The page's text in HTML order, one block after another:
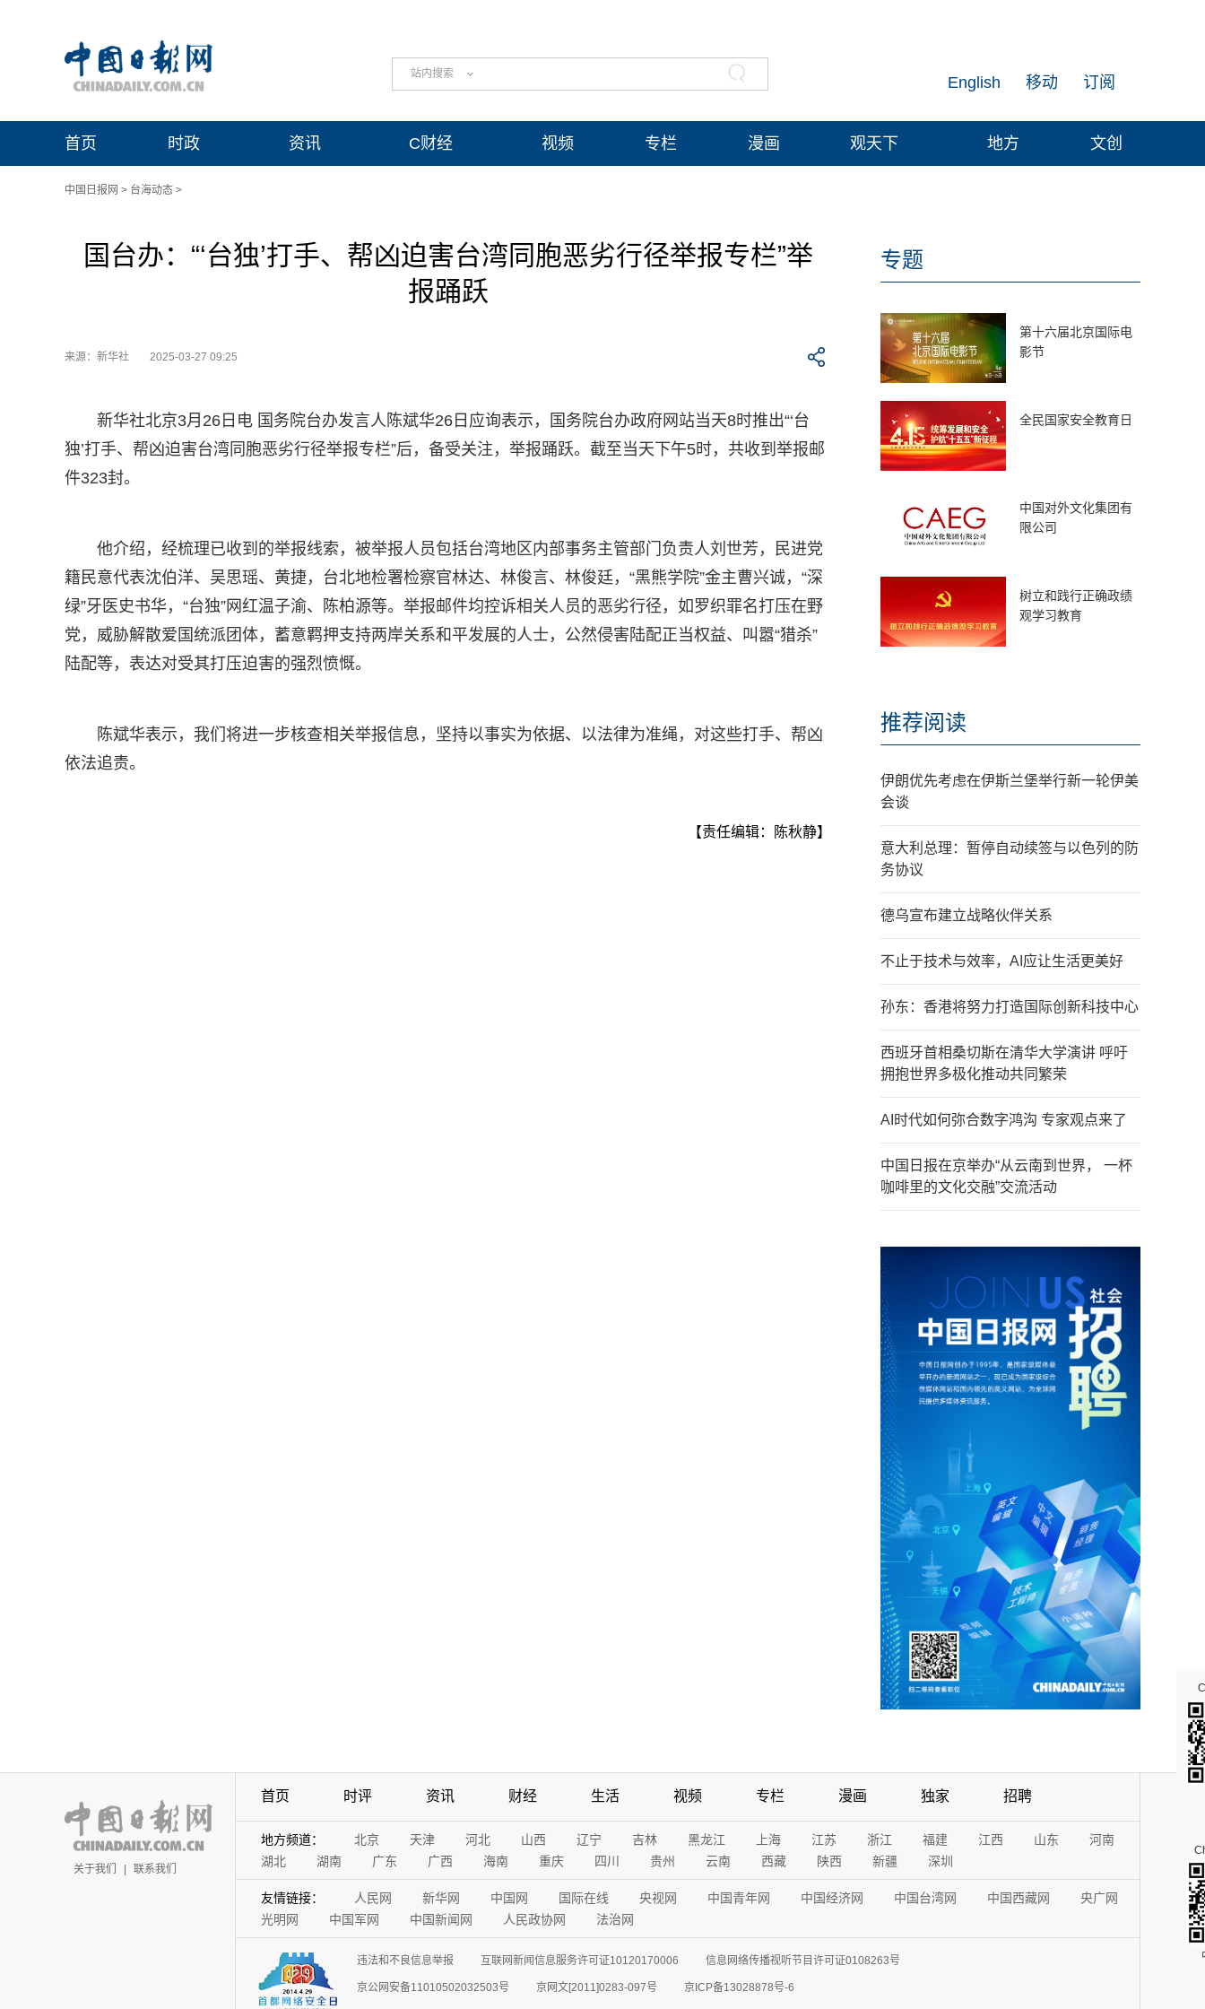
站内搜索 订阅
移动
English
首页 时政 资讯 C财经 视频 专栏 漫画 观天下 地方 文创
中国日报网 > 台海动态 >
国台办：“‘台独’打手、帮凶迫害台湾同胞恶劣行径举报专栏”举
报踊跃
来源：新华社 2025-03-27 09:25
新华社北京3月26日电 国务院台办发言人陈斌华26日应询表示，国务院台办政府网站当天8时推出“‘台
独’打手、帮凶迫害台湾同胞恶劣行径举报专栏”后，备受关注，举报踊跃。截至当天下午5时，共收到举报邮
件323封。
他介绍，经梳理已收到的举报线索，被举报人员包括台湾地区内部事务主管部门负责人刘世芳，民进党
籍民意代表沈伯洋、吴思瑶、黄捷，台北地检署检察官林达、林俊言、林俊廷，“黑熊学院”金主曹兴诚，“深
绿”牙医史书华，“台独”网红温子渝、陈柏源等。举报邮件均控诉相关人员的恶劣行径，如罗织罪名打压在野
党，威胁解散爱国统派团体，蓄意羁押支持两岸关系和平发展的人士，公然侵害陆配正当权益、叫嚣“猎杀”
陆配等，表达对受其打压迫害的强烈愤慨。
陈斌华表示，我们将进一步核查相关举报信息，坚持以事实为依据、以法律为准绳，对这些打手、帮凶
依法追责。
【责任编辑：陈秋静】
专题
第十六届北京国际电
影节
全民国家安全教育日
中国对外文化集团有
限公司
树立和践行正确政绩
观学习教育
推荐阅读
伊朗优先考虑在伊斯兰堡举行新一轮伊美
会谈
意大利总理：暂停自动续签与以色列的防
务协议
德乌宣布建立战略伙伴关系
不止于技术与效率，AI应让生活更美好
孙东：香港将努力打造国际创新科技中心
西班牙首相桑切斯在清华大学演讲 呼吁
拥抱世界多极化推动共同繁荣
AI时代如何弥合数字鸿沟 专家观点来了
中国日报在京举办“从云南到世界， 一杯
咖啡里的文化交融”交流活动
关于我们 | 联系我们
首页 时评 资讯 财经 生活 视频 专栏 漫画 独家 招聘
地方频道： 北京 天津 河北 山西 辽宁 吉林 黑龙江 上海 江苏 浙江 福建 江西 山东
河南
湖北
湖南 广东 广西 海南 重庆 四川 贵州 云南 西藏 陕西 新疆 深圳
友情链接： 人民网 新华网 中国网 国际在线 央视网 中国青年网 中国经济网 中国台湾网 中国西藏网
央广网
光明网
中国军网 中国新闻网 人民政协网 法治网
违法和不良信息举报 互联网新闻信息服务许可证10120170006 信息网络传播视听节目许可证0108263号
京公网安备11010502032503号 京网文[2011]0283-097号 京ICP备13028878号-6